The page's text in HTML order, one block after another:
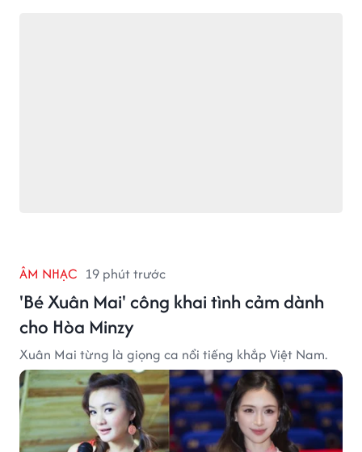
ÂM NHẠC 19 phút trước
'Bé Xuân Mai' công khai tình cảm dành
cho Hòa Minzy
Xuân Mai từng là giọng ca nổi tiếng khắp Việt Nam.